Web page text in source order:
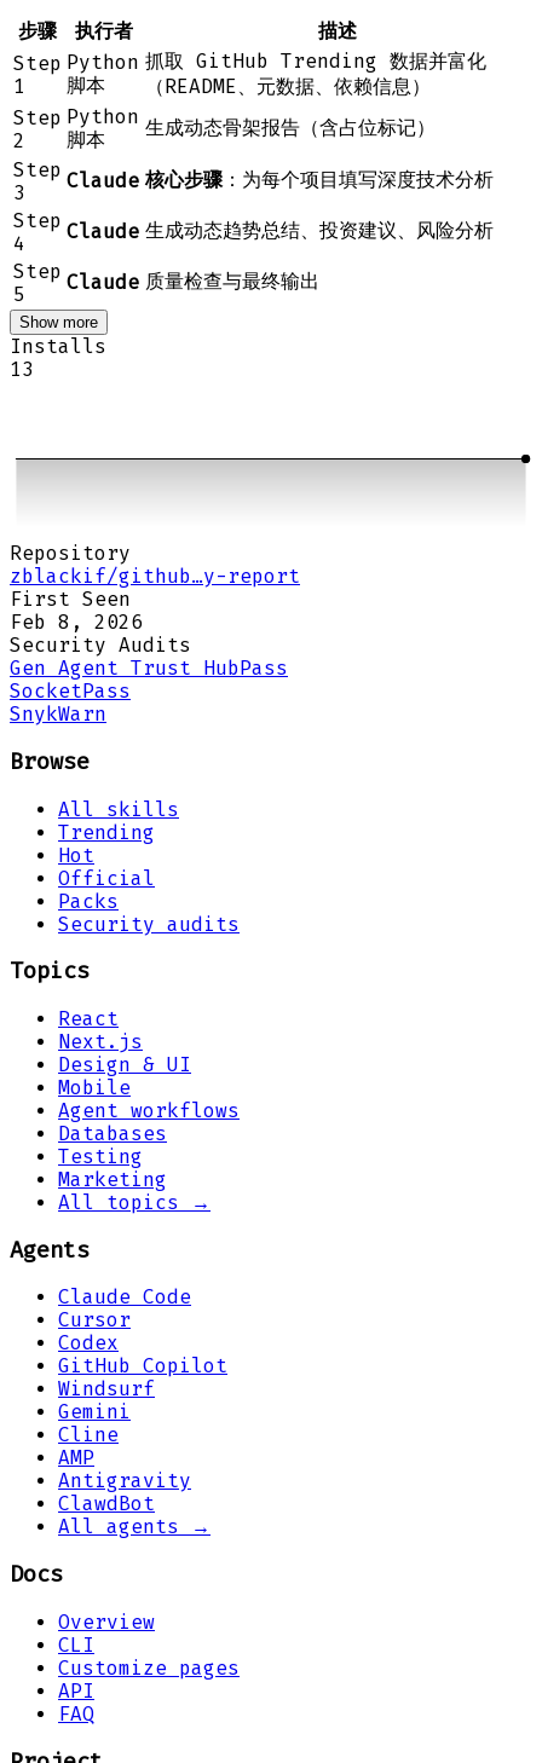
步骤 执行者
描述
Step
1
Python
脚本
抓取 GitHub Trending 数据并富化
（README、元数据、依赖信息）
Step
2
Python
脚本
生成动态骨架报告（含占位标记）
Step
3
Claude 核心步骤 ：为每个项目填写深度技术分析
Step
4
Claude 生成动态趋势总结、投资建议、风险分析
Step
5
Claude 质量检查与最终输出
Show more
Installs
13
Repository
zblackif/github…y-report
First Seen
Feb 8, 2026
Security Audits
Gen Agent Trust Hub Pass
Socket Pass
SnykWarn
Browse
All skills
Trending
Hot
Official
Packs
Security audits
Topics
React
Next.js
Design & UI
Mobile
Agent workflows
Databases
Testing
Marketing
All topics →
Agents
Claude Code
Cursor
Codex
GitHub Copilot
Windsurf
Gemini
Cline
AMP
Antigravity
ClawdBot
All agents →
Docs
Overview
CLI
Customize pages
API
FAQ